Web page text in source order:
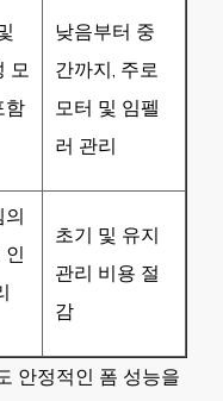
모
함
낮음부터 중
간까지, 주로
모터 및 임펠
러 관리
의
인
초기 및 유지
관리 비용 절
감
안정적인 폼 성능을